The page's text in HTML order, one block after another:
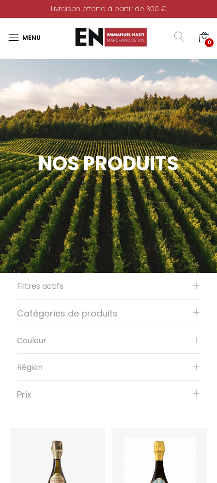
Livraison offerte à partir de 300 €
0
NOS PRODUITS
Filtres actifs
Catégories de produits
Couleur
Région
Prix